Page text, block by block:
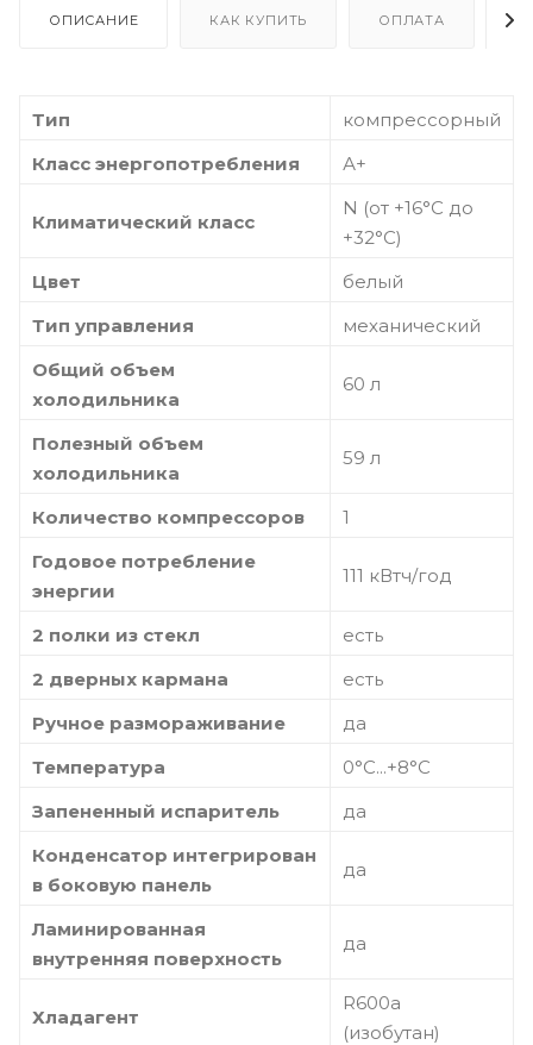
ОПИСАНИЕ КАК КУПИТЬ ОПЛАТА
Тип
компрессорный
Класс энергопотребления
А+
Климатический класс
N (от +16°С до
+32°С)
Цвет
белый
Тип управления
механический
Общий объем
холодильника
60 л
Полезный объем
холодильника
59 л
Количество компрессоров
1
Годовое потребление
энергии
111 кВтч/год
2 полки из стекл
есть
2 дверных кармана
есть
Ручное размораживание
да
Температура
0°С...+8°С
Запененный испаритель
да
Конденсатор интегрирован
в боковую панель
да
Ламинированная
внутренняя поверхность
да
Хладагент
R600a
(изобутан)